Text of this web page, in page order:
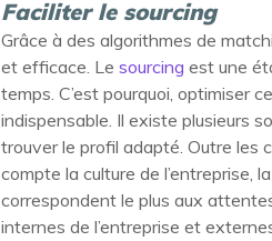
Faciliter le sourcing
Grâce à des algorithmes de
et efficace. Le sourcing est une
temps. C’est pourquoi, optimiser
indispensable. Il existe plusieurs
trouver le profil adapté. Outre les
compte la culture de l’entreprise,
correspondent le plus aux
internes de l’entreprise et